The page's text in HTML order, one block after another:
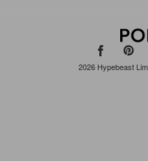
2026 Hypebeast